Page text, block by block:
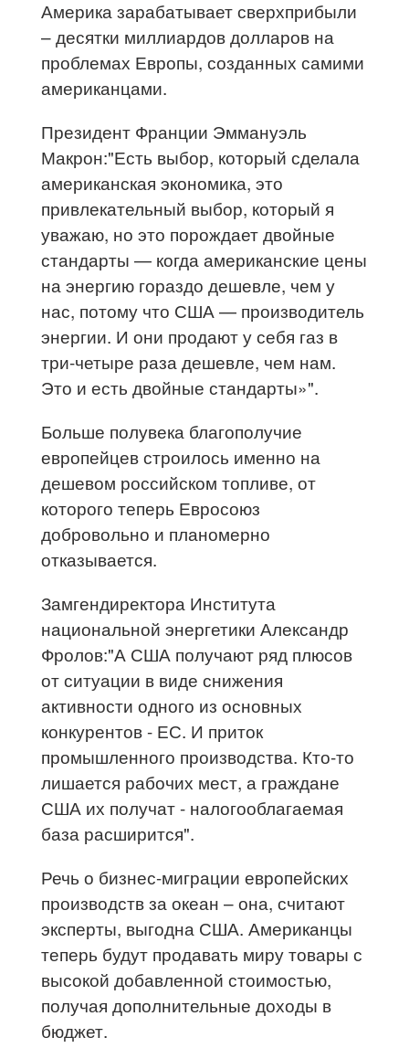
Америка зарабатывает сверхприбыли
– десятки миллиардов долларов на
проблемах Европы, созданных самими
американцами.
Президент Франции Эммануэль
Макрон:"Есть выбор, который сделала
американская экономика, это
привлекательный выбор, который я
уважаю, но это порождает двойные
стандарты — когда американские цены
на энергию гораздо дешевле, чем у
нас, потому что США — производитель
энергии. И они продают у себя газ в
три-четыре раза дешевле, чем нам.
Это и есть двойные стандарты»".
Больше полувека благополучие
европейцев строилось именно на
дешевом российском топливе, от
которого теперь Евросоюз
добровольно и планомерно
отказывается.
Замгендиректора Института
национальной энергетики Александр
Фролов:"А США получают ряд плюсов
от ситуации в виде снижения
активности одного из основных
конкурентов - ЕС. И приток
промышленного производства. Кто-то
лишается рабочих мест, а граждане
США их получат - налогооблагаемая
база расширится".
Речь о бизнес-миграции европейских
производств за океан – она, считают
эксперты, выгодна США. Американцы
теперь будут продавать миру товары с
высокой добавленной стоимостью,
получая дополнительные доходы в
бюджет.